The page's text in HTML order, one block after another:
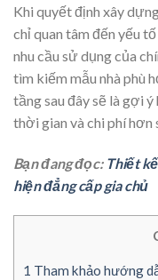
Khi quyết định xây
chỉ quan tâm đến yếu
nhu cầu sử dụng của
tìm kiếm mẫu nhà phù
tầng sau đây sẽ là gợi
thời gian và chi phí hơn
Bạn đang đọc: Thiết
hiện đẳng cấp gia chủ
1 Tham khảo hướng